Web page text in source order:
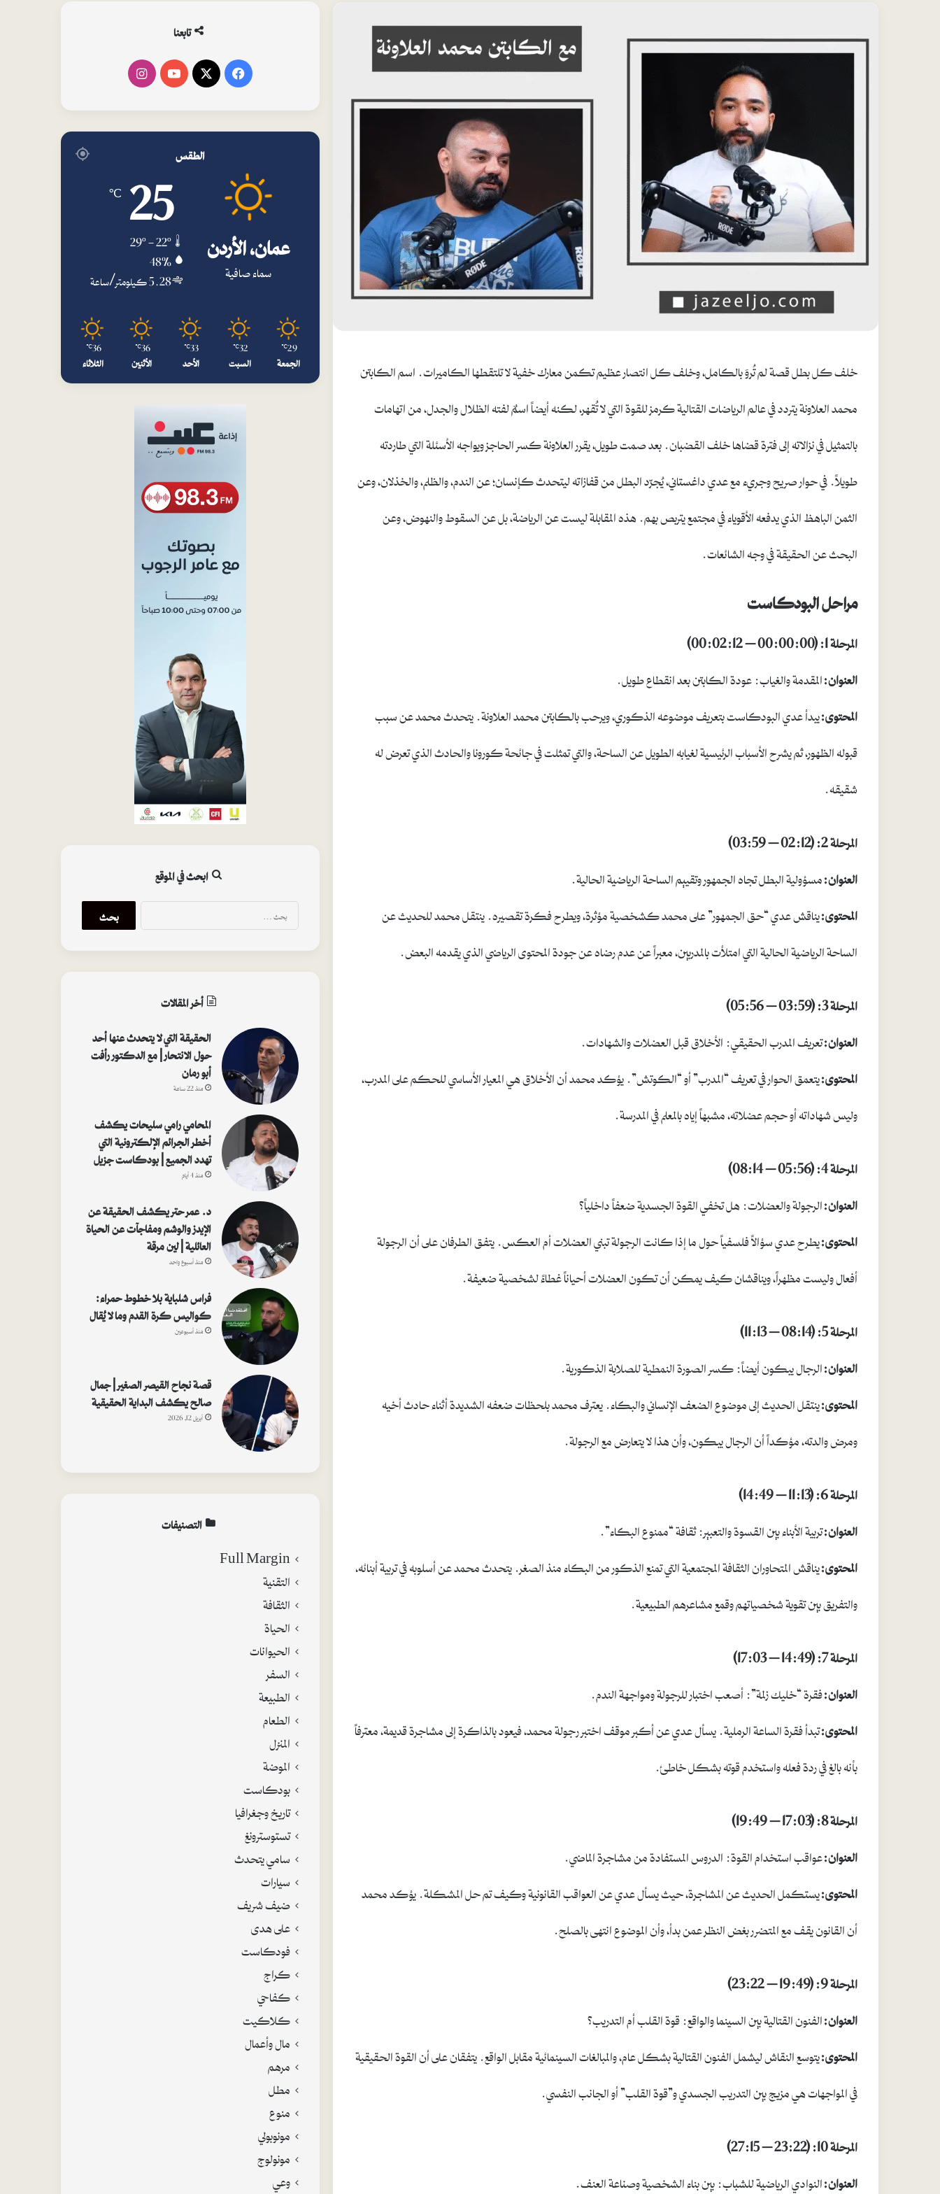
خلف كل بطل قصة لم تُروَ بالكامل، وخلف كل انتصار عظيم تكمن معارك خفية لا تلتقطها الكاميرات. اسم الكابتن
محمد العلاونة يتردد في عالم الرياضات القتالية كرمز للقوة التي لا تُقهر، لكنه أيضاً اسمٌ لفته الظلال والجدل، من اتهامات
بالتمثيل في نزالاته إلى فترة قضاها خلف القضبان. بعد صمت طويل، يقرر العلاونة كسر الحاجز ويواجه الأسئلة التي طاردته
طويلاً. في حوار صريح وجريء مع عدي داغستاني، يُجرّد البطل من قفازاته ليتحدث كإنسان؛ عن الندم، والظلم، والخذلان، وعن
الثمن الباهظ الذي يدفعه الأقوياء في مجتمع يتربص بهم. هذه المقابلة ليست عن الرياضة، بل عن السقوط والنهوض، وعن
البحث عن الحقيقة في وجه الشائعات.
مراحل البودكاست
المرحلة 1: (00:00:00 – 00:02:12)
العنوان:المقدمة والغياب: عودة الكابتن بعد انقطاع طويل.
المحتوى:يبدأ عدي البودكاست بتعريف موضوعه الذكوري، ويرحب بالكابتن محمد العلاونة. يتحدث محمد عن سبب
قبوله الظهور، ثم يشرح الأسباب الرئيسية لغيابه الطويل عن الساحة، والتي تمثلت في جائحة كورونا والحادث الذي تعرض له
شقيقه.
المرحلة 2: (02:12 – 03:59)
العنوان:مسؤولية البطل تجاه الجمهور وتقييم الساحة الرياضية الحالية.
المحتوى:يناقش عدي “حق الجمهور” على محمد كشخصية مؤثرة، ويطرح فكرة تقصيره. ينتقل محمد للحديث عن
الساحة الرياضية الحالية التي امتلأت بالمدربين، معبراً عن عدم رضاه عن جودة المحتوى الرياضي الذي يقدمه البعض.
المرحلة 3: (03:59 – 05:56)
العنوان:تعريف المدرب الحقيقي: الأخلاق قبل العضلات والشهادات.
المحتوى:يتعمق الحوار في تعريف “المدرب” أو “الكوتش”. يؤكد محمد أن الأخلاق هي المعيار الأساسي للحكم على المدرب،
وليس شهاداته أو حجم عضلاته، مشبهاً إياه بالمعلم في المدرسة.
المرحلة 4: (05:56 – 08:14)
العنوان:الرجولة والعضلات: هل تخفي القوة الجسدية ضعفاً داخلياً؟
المحتوى:يطرح عدي سؤالاً فلسفياً حول ما إذا كانت الرجولة تبني العضلات أم العكس. يتفق الطرفان على أن الرجولة
أفعال وليست مظهراً، ويناقشان كيف يمكن أن تكون العضلات أحياناً غطاءً لشخصية ضعيفة.
المرحلة 5: (08:14 – 11:13)
العنوان:الرجال يبكون أيضاً: كسر الصورة النمطية للصلابة الذكورية.
المحتوى:ينتقل الحديث إلى موضوع الضعف الإنساني والبكاء. يعترف محمد بلحظات ضعفه الشديدة أثناء حادث أخيه
ومرض والدته، مؤكداً أن الرجال يبكون، وأن هذا لا يتعارض مع الرجولة.
المرحلة 6: (11:13 – 14:49)
العنوان:تربية الأبناء بين القسوة والتعبير: ثقافة “ممنوع البكاء”.
المحتوى:يناقش المتحاوران الثقافة المجتمعية التي تمنع الذكور من البكاء منذ الصغر. يتحدث محمد عن أسلوبه في تربية أبنائه،
والتفريق بين تقوية شخصياتهم وقمع مشاعرهم الطبيعية.
المرحلة 7: (14:49 – 17:03)
العنوان:فقرة “خليك زلمة”: أصعب اختبار للرجولة ومواجهة الندم.
المحتوى:تبدأ فقرة الساعة الرملية. يسأل عدي عن أكبر موقف اختبر رجولة محمد، فيعود بالذاكرة إلى مشاجرة قديمة، معترفاً
بأنه بالغ في ردة فعله واستخدم قوته بشكل خاطئ.
المرحلة 8: (17:03 – 19:49)
العنوان:عواقب استخدام القوة: الدروس المستفادة من مشاجرة الماضي.
المحتوى:يستكمل الحديث عن المشاجرة، حيث يسأل عدي عن العواقب القانونية وكيف تم حل المشكلة. يؤكد محمد
أن القانون يقف مع المتضرر بغض النظر عمن بدأ، وأن الموضوع انتهى بالصلح.
المرحلة 9: (19:49 – 23:22)
العنوان:الفنون القتالية بين السينما والواقع: قوة القلب أم التدريب؟
المحتوى:يتوسع النقاش ليشمل الفنون القتالية بشكل عام، والمبالغات السينمائية مقابل الواقع. يتفقان على أن القوة الحقيقية
في المواجهات هي مزيج بين التدريب الجسدي و”قوة القلب” أو الجانب النفسي.
المرحلة 10: (23:22 – 27:15)
العنوان:النوادي الرياضية للشباب: بين بناء الشخصية وصناعة العنف.
تابعنا
فيسبوك ‫X
‫YouTubeانستقرام
الطقس
عمان، الأردن
سماء صافية
25
℃
48%
5.28 كيلومتر/ساعة
29
℃
الجمعة
32
℃
السبت
33
℃
الأحد
36
℃
الأثنين
36
℃
الثلاثاء
ابحث في الموقع
البحث
عن:
أخر المقالات
الحقيقة التي لا يتحدث عنها أحد
حول الانتحار | مع الدكتور رأفت
أبو رمان
منذ 22 ساعة
المحامي رامي سليحات يكشف
أخطر الجرائم الإلكترونية التي
تهدد الجميع | بودكاست جزيل
منذ 4 أيام
د. عمر حتر يكشف الحقيقة عن
الإيدز والوشم ومفاجآت عن الحياة
العائلية | لين مرقة
منذ أسبوع واحد
فراس شلباية بلا خطوط حمراء:
كواليس كرة القدم وما لا يُقال
منذ أسبوعين
قصة نجاح القيصر الصغير | جمال
صالح يكشف البداية الحقيقية
أبريل 12, 2026
التصنيفات
Full Margin
التقنية
الثقافة
الحياة
الحيوانات
السفر
الطبيعة
الطعام
المنزل
الموضة
بودكاست
تاريخ وجغرافيا
تستوسترونغ
سامي يتحدث
سيارات
ضيف شريف
على هدى
فودكاست
كراج
كفاحي
كلاكيت
مال وأعمال
مرهم
مطل
منوع
مونوبولي
مونولوج
وعي